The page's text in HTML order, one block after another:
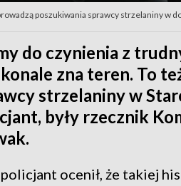
poszukiwania sprawcy strzelaniny w
do czynienia z
zna teren. To
strzelaniny w
były rzecznik
policjant ocenił, że takiej